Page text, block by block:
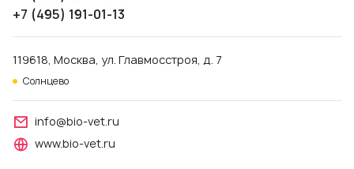
+7 (495) 191-01-13
119618, Москва, ул. Главмосстроя, д. 7
Солнцево
info@bio-vet.ru
www.bio-vet.ru